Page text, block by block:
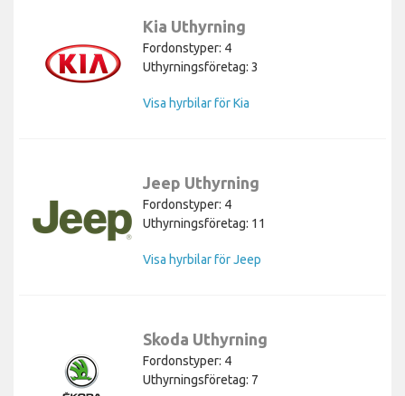
Kia Uthyrning
Fordonstyper: 4
Uthyrningsföretag: 3
Visa hyrbilar för Kia
Jeep Uthyrning
Fordonstyper: 4
Uthyrningsföretag: 11
Visa hyrbilar för Jeep
Skoda Uthyrning
Fordonstyper: 4
Uthyrningsföretag: 7